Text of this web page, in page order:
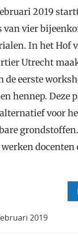
2019
van vier
In het Hof
Utrecht
de eerste
hennep. Deze
voor
docenten
2019